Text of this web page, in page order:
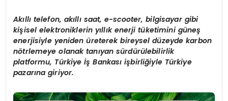
Akıllı telefon, akıllı saat, e-scooter, bilgisayar gibi
kişisel elektroniklerin yıllık enerji tüketimini güneş
enerjisiyle yeniden üreterek bireysel düzeyde karbon
nötrlemeye olanak tanıyan sürdürülebilirlik
platformu, Türkiye İş Bankası işbirliğiyle Türkiye
pazarına giriyor.